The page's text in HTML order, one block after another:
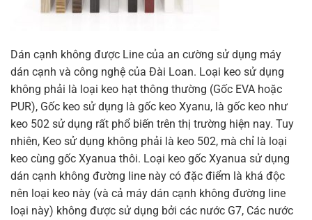
Dán cạnh không được Line của an cường sử dụng máy
dán cạnh và công nghệ của Đài Loan. Loại keo sử dụng
không phải là loại keo hạt thông thường (Gốc EVA hoặc
PUR), Gốc keo sử dụng là gốc keo Xyanu, là gốc keo như
keo 502 sử dụng rất phổ biến trên thị trường hiện nay. Tuy
nhiên, Keo sử dụng không phải là keo 502, mà chỉ là loại
keo cùng gốc Xyanua thôi. Loại keo gốc Xyanua sử dụng
dán cạnh không đường line này có đặc điểm là khá độc
nên loại keo này (và cả máy dán cạnh không đường line
loại này) không được sử dụng bởi các nước G7, Các nước